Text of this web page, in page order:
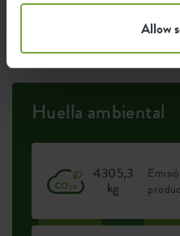
Allow
Huella ambiental
4305,3
kg